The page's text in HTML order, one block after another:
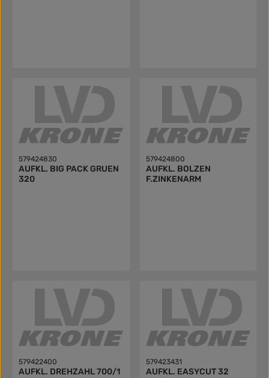
579424830
AUFKL. BIG PACK GRUEN
320
579424800
AUFKL. BOLZEN
F.ZINKENARM
579422400
AUFKL. DREHZAHL 700/1
579423431
AUFKL. EASYCUT 32